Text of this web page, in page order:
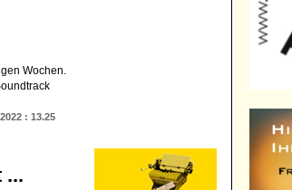
Wochen.
: 13.25
...